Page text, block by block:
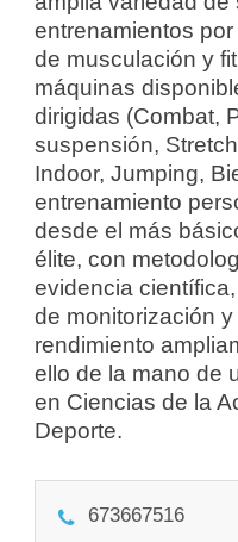
entrenamientos
de musculación y
máquinas
dirigidas (Combat,
suspensión,
Indoor, Jumping,
entrenamiento
desde el más
élite, con
evidencia
de monitorización y
rendimiento
ello de la mano de
en Ciencias de la
Deporte.
673667516